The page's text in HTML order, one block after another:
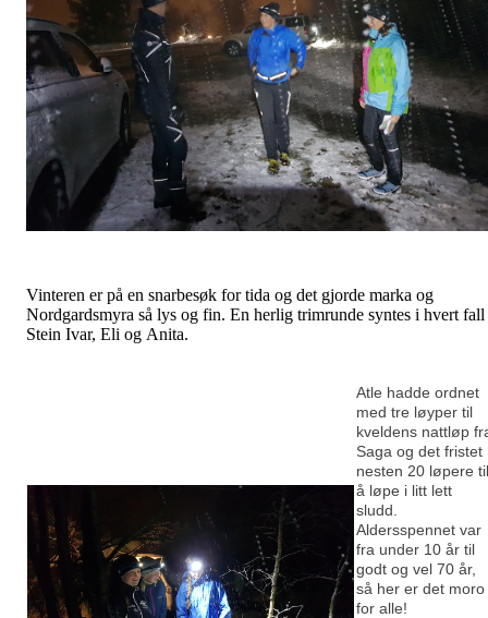
Vinteren er på en snarbesøk for tida og det gjorde marka og
Nordgardsmyra så lys og fin. En herlig trimrunde syntes i hvert fall
Stein Ivar, Eli og Anita.
Atle hadde ordnet
med tre løyper til
kveldens nattløp
Saga og det fristet
nesten 20 løpere til
å løpe i litt lett
sludd.
Aldersspennet var
fra under 10 år til
godt og vel 70 år,
så her er det moro
for alle!